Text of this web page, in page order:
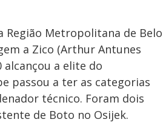
Região Metropolitana de Belo
a Zico (Arthur Antunes
alcançou a elite do
passou a ter as categorias
técnico. Foram dois
de Boto no Osijek.